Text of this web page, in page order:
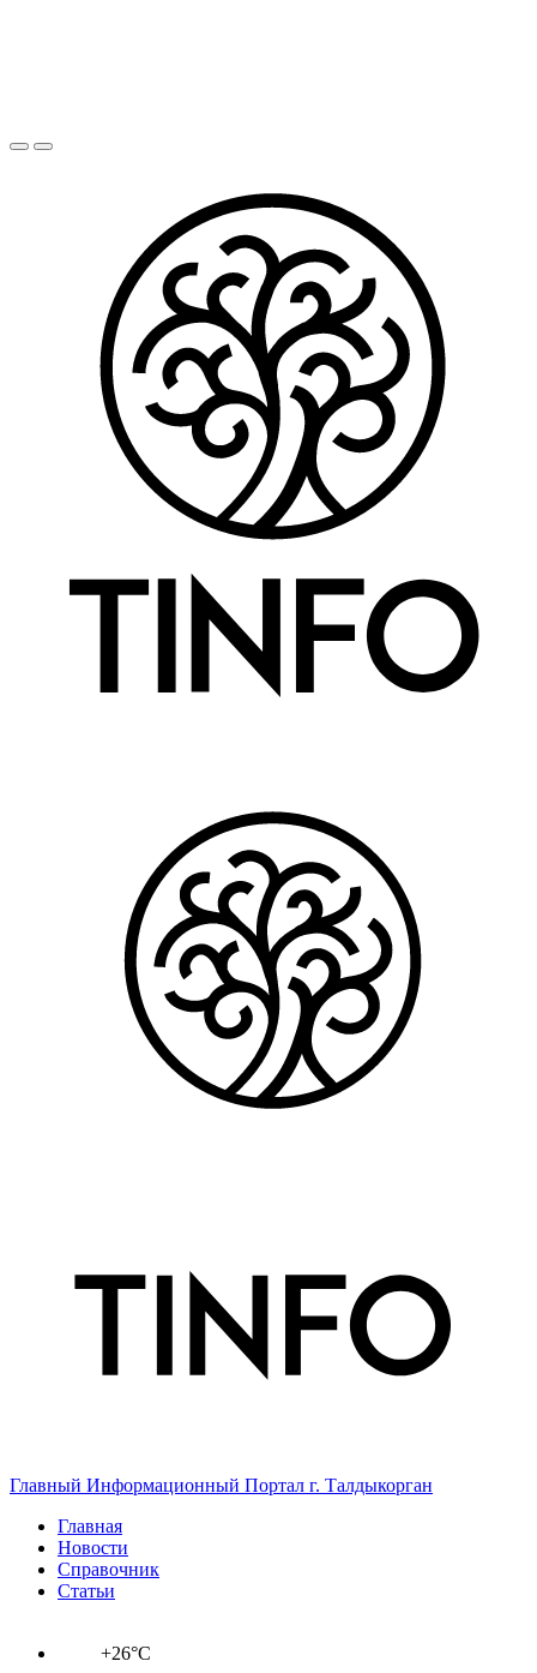
Главный Информационный Портал г. Талдыкорган
Главная
Новости
Справочник
Статьи
+26°C